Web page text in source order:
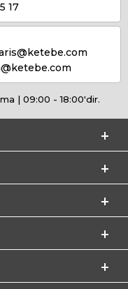
17
| 09:00 - 18:00'dir.